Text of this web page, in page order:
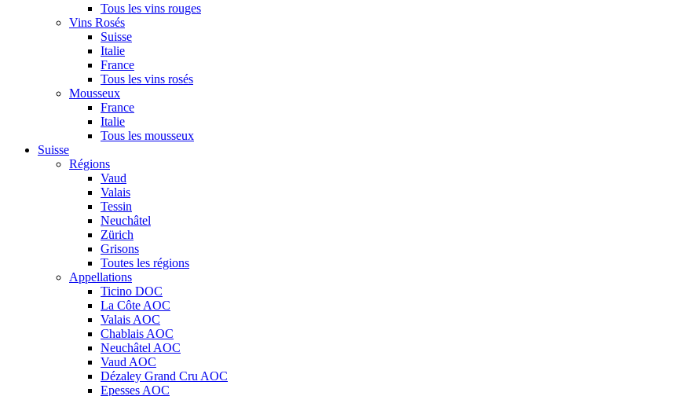
Tous les vins rouges
Vins Rosés
Suisse
Italie
France
Tous les vins rosés
Mousseux
France
Italie
Tous les mousseux
Suisse
Régions
Vaud
Valais
Tessin
Neuchâtel
Zürich
Grisons
Toutes les régions
Appellations
Ticino DOC
La Côte AOC
Valais AOC
Chablais AOC
Neuchâtel AOC
Vaud AOC
Dézaley Grand Cru AOC
Epesses AOC